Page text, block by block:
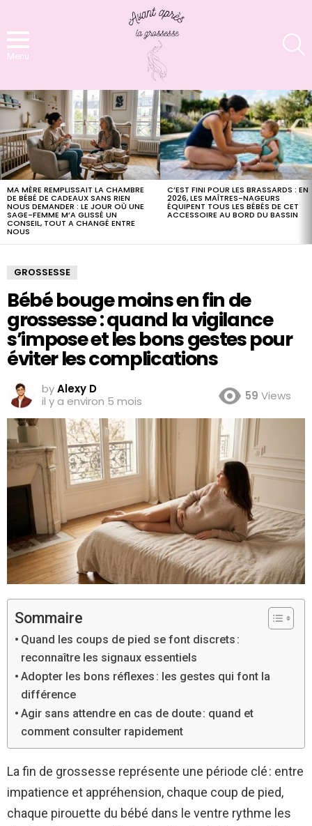
Menu
LATEST
STORIES
MA MÈRE REMPLISSAIT LA CHAMBRE
DE BÉBÉ DE CADEAUX SANS RIEN
NOUS DEMANDER : LE JOUR OÙ UNE
SAGE-FEMME M’A GLISSÉ UN
CONSEIL, TOUT A CHANGÉ ENTRE
NOUS
C’EST FINI POUR LES BRASSARDS : EN
2026, LES MAÎTRES-NAGEURS
ÉQUIPENT TOUS LES BÉBÉS DE CET
ACCESSOIRE AU BORD DU BASSIN
GROSSESSE
Bébé bouge moins en fin de
grossesse : quand la vigilance
s’impose et les bons gestes pour
éviter les complications
byAlexy D
il y a environ 5 mois
59 Views
Sommaire
Quand les coups de pied se font discrets :
reconnaître les signaux essentiels
Adopter les bons réflexes : les gestes qui font la
différence
Agir sans attendre en cas de doute : quand et
comment consulter rapidement
La fin de grossesse représente une période clé : entre
impatience et appréhension, chaque coup de pied,
chaque pirouette du bébé dans le ventre rythme les